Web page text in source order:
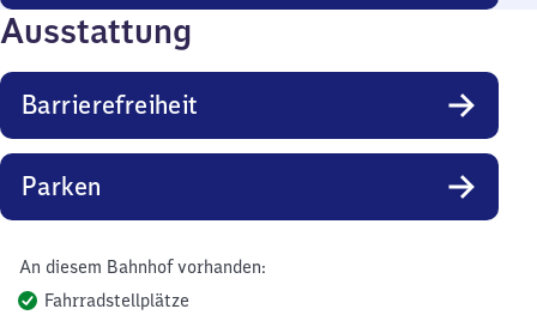
Ausstattung
Barrierefreiheit
Parken
An diesem Bahnhof vorhanden:
Fahrradstellplätze